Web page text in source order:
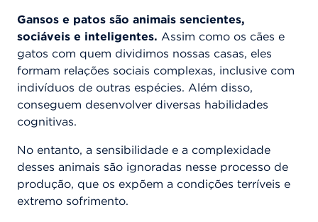
Gansos e patos são animais sencientes,
sociáveis e inteligentes. Assim como os cães e
gatos com quem dividimos nossas casas, eles
formam relações sociais complexas, inclusive com
indivíduos de outras espécies. Além disso,
conseguem desenvolver diversas habilidades
cognitivas.
No entanto, a sensibilidade e a complexidade
desses animais são ignoradas nesse processo de
produção, que os expõem a condições terríveis e
extremo sofrimento.